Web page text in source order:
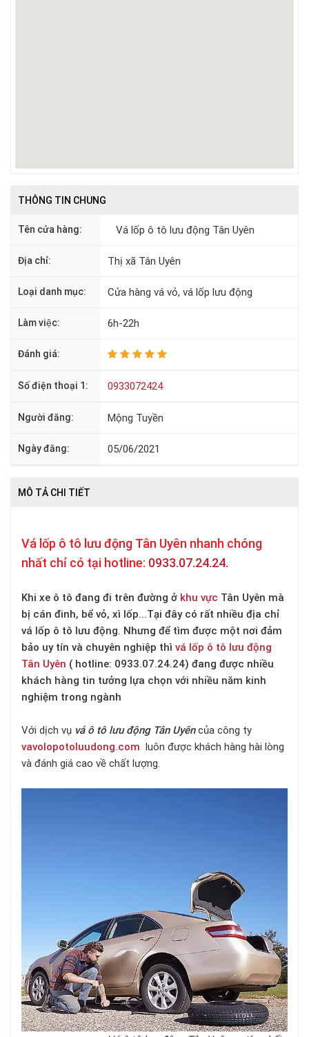
THÔNG TIN CHUNG
Tên cửa hàng: Vá lốp ô tô lưu động Tân Uyên
Địa chỉ: Thị xã Tân Uyên
Loại danh mục: Cửa hàng vá vỏ, vá lốp lưu động
Làm việc: 6h-22h
Đánh giá:
Số điện thoại 1: 0933072424
Người đăng: Mộng Tuyền
Ngày đăng: 05/06/2021
MÔ TẢ CHI TIẾT
Vá lốp ô tô lưu động Tân Uyên nhanh chóng
nhất chỉ có tại hotline: 0933.07.24.24.
Khi xe ô tô đang đi trên đường ở khu vực Tân Uyên mà
bị cán đinh, bể vỏ, xì lốp...Tại đây có rất nhiều địa chỉ
vá lốp ô tô lưu động. Nhưng để tìm được một nơi đảm
bảo uy tín và chuyên nghiệp thì vá lốp ô tô lưu động
Tân Uyên ( hotline: 0933.07.24.24) đang được nhiều
khách hàng tin tưởng lựa chọn với nhiều năm kinh
nghiệm trong ngành
Với dịch vụ vá ô tô lưu động Tân Uyên của công ty
vavolopotoluudong.com luôn được khách hàng hài lòng
và đánh giá cao về chất lượng.